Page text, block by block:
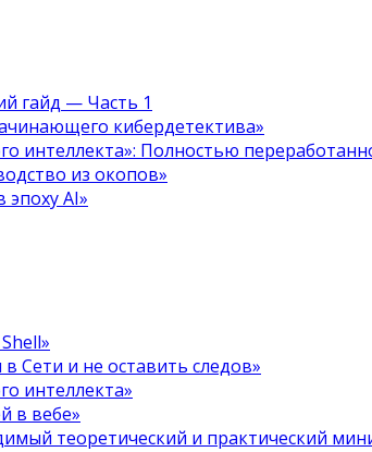
гайд — Часть 1
кибердетектива»
интеллекта»: Полностью
из окопов»
эпоху AI»
Сети и не оставить следов»
интеллекта»
в вебе»
теоретический и практический